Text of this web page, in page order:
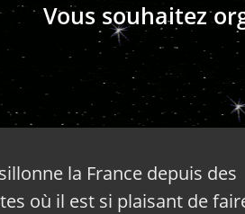
Vous souhaitez
la France depuis des
où il est si plaisant de